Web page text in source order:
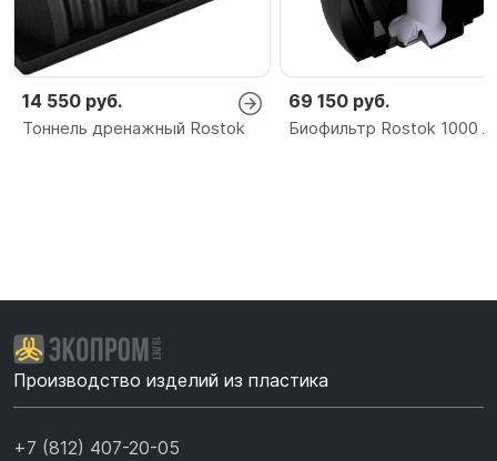
14 550 руб.
Тоннель дренажный Rostok
69 150 руб.
Биофильтр Rostok 1000 л
Производство изделий из пластика
+7 (812) 407-20-05